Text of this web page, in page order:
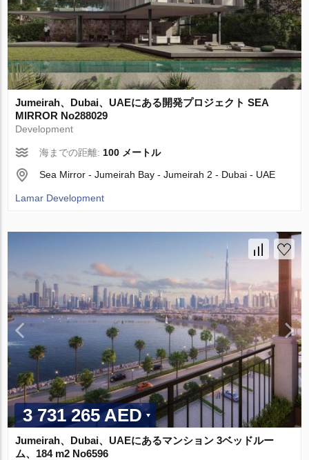
Jumeirah、Dubai、UAEにある開発プロジェクト SEA
MIRROR No288029
Development
海までの距離: 100 メートル
Sea Mirror - Jumeirah Bay - Jumeirah 2 - Dubai - UAE
Lamar Development
3 731 265 AED
Jumeirah、Dubai、UAEにあるマンション 3ベッドルー
ム、184 m2 No6596